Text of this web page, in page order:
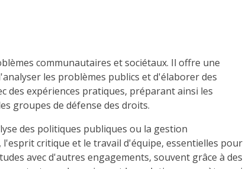
communautaires et sociétaux. Il offre une
les problèmes publics et d'élaborer des
des expériences pratiques, préparant ainsi les
groupes de défense des droits.
des politiques publiques ou la gestion
critique et le travail d'équipe, essentielles pour
avec d'autres engagements, souvent grâce à des